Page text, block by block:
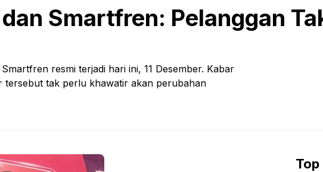
Smartfren: Pelanggan
resmi terjadi hari ini, 11 Desember. Kabar
tersebut tak perlu khawatir akan perubahan